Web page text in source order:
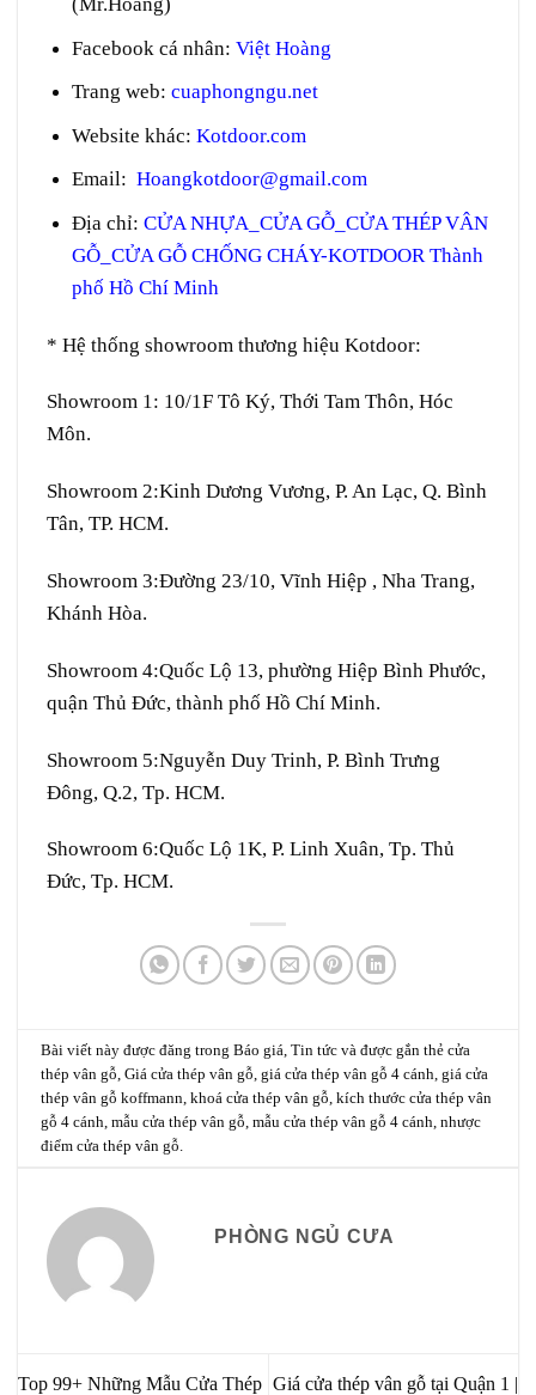
Facebook cá nhân: Việt Hoàng
Trang web: cuaphongngu.net
Website khác: Kotdoor.com
Email: Hoangkotdoor@gmail.com
Địa chỉ: CỬA NHỰA_CỬA GỖ_CỬA THÉP VÂN
GỖ_CỬA GỖ CHỐNG CHÁY-KOTDOOR Thành
phố Hồ Chí Minh
* Hệ thống showroom thương hiệu Kotdoor:
Showroom 1: 10/1F Tô Ký, Thới Tam Thôn, Hóc
Môn.
Showroom 2:Kinh Dương Vương, P. An Lạc, Q. Bình
Tân, TP. HCM.
Showroom 3:Đường 23/10, Vĩnh Hiệp , Nha Trang,
Khánh Hòa.
Showroom 4:Quốc Lộ 13, phường Hiệp Bình Phước,
quận Thủ Đức, thành phố Hồ Chí Minh.
Showroom 5:Nguyễn Duy Trinh, P. Bình Trưng
Đông, Q.2, Tp. HCM.
Showroom 6:Quốc Lộ 1K, P. Linh Xuân, Tp. Thủ
Đức, Tp. HCM.
Bài viết này được đăng trongBáo giá ,Tin tức và được gắn thẻcửa
thép vân gỗ ,Giá cửa thép vân gỗ ,giá cửa thép vân gỗ 4 cánh ,giá cửa
thép vân gỗ koffmann ,khoá cửa thép vân gỗ ,kích thước cửa thép vân
gỗ 4 cánh ,mẫu cửa thép vân gỗ ,mẫu cửa thép vân gỗ 4 cánh ,nhược
điểm cửa thép vân gỗ
PHÒNG NGỦ CƯA
Top 99+ Những Mẫu Cửa Thép Giá cửa thép vân gỗ tại Quận 1 |